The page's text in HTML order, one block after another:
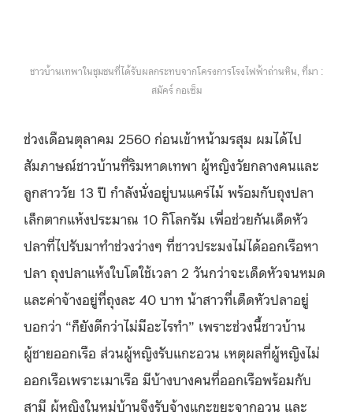
ชาวบ้านเทพาในชุมชนที่ได้รับผลกระทบจากโครงการโรงไฟฟ้าถ่านหิน, ที่มา :
สมัคร์ กอเซ็ม
ช่วงเดือนตุลาคม 2560 ก่อนเข้าหน้ามรสุม ผมได้ไป
สัมภาษณ์ชาวบ้านที่ริมหาดเทพา ผู้หญิงวัยกลางคนและ
ลูกสาววัย 13 ปี กำลังนั่งอยู่บนแคร่ไม้ พร้อมกับถุงปลา
เล็กตากแห้งประมาณ 10 กิโลกรัม เพื่อช่วยกันเด็ดหัว
ปลาที่ไปรับมาทำช่วงว่างๆ ที่ชาวประมงไม่ได้ออกเรือหา
ปลา ถุงปลาแห้งใบโตใช้เวลา 2 วันกว่าจะเด็ดหัวจนหมด
และค่าจ้างอยู่ที่ถุงละ 40 บาท น้าสาวที่เด็ดหัวปลาอยู่
บอกว่า “ก็ยังดีกว่าไม่มีอะไรทำ” เพราะช่วงนี้ชาวบ้าน
ผู้ชายออกเรือ ส่วนผู้หญิงรับแกะอวน เหตุผลที่ผู้หญิงไม่
ออกเรือเพราะเมาเรือ มีบ้างบางคนที่ออกเรือพร้อมกับ
สามี ผู้หญิงในหมู่บ้านจึงรับจ้างแกะขยะจากอวน และ